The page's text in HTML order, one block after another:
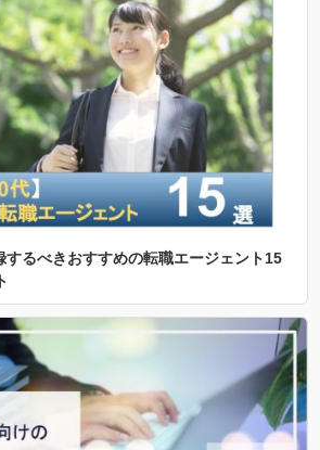
するべきおすすめの転職エージェント15